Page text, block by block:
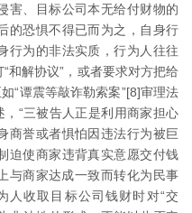
害、目标公司本无给付财物的
的恐惧不得已而为之，自身行
行为的非法实质，行为人往往
和解协议”，或者要求对方把给
“谭震等敲诈勒索案”[8]审理法
，“三被告人正是利用商家担心
商誉或者惧怕因违法行为被巨
迫使商家违背真实意愿交付钱
商家达成一致而转化为民事
人收取目标公司钱财时对“交